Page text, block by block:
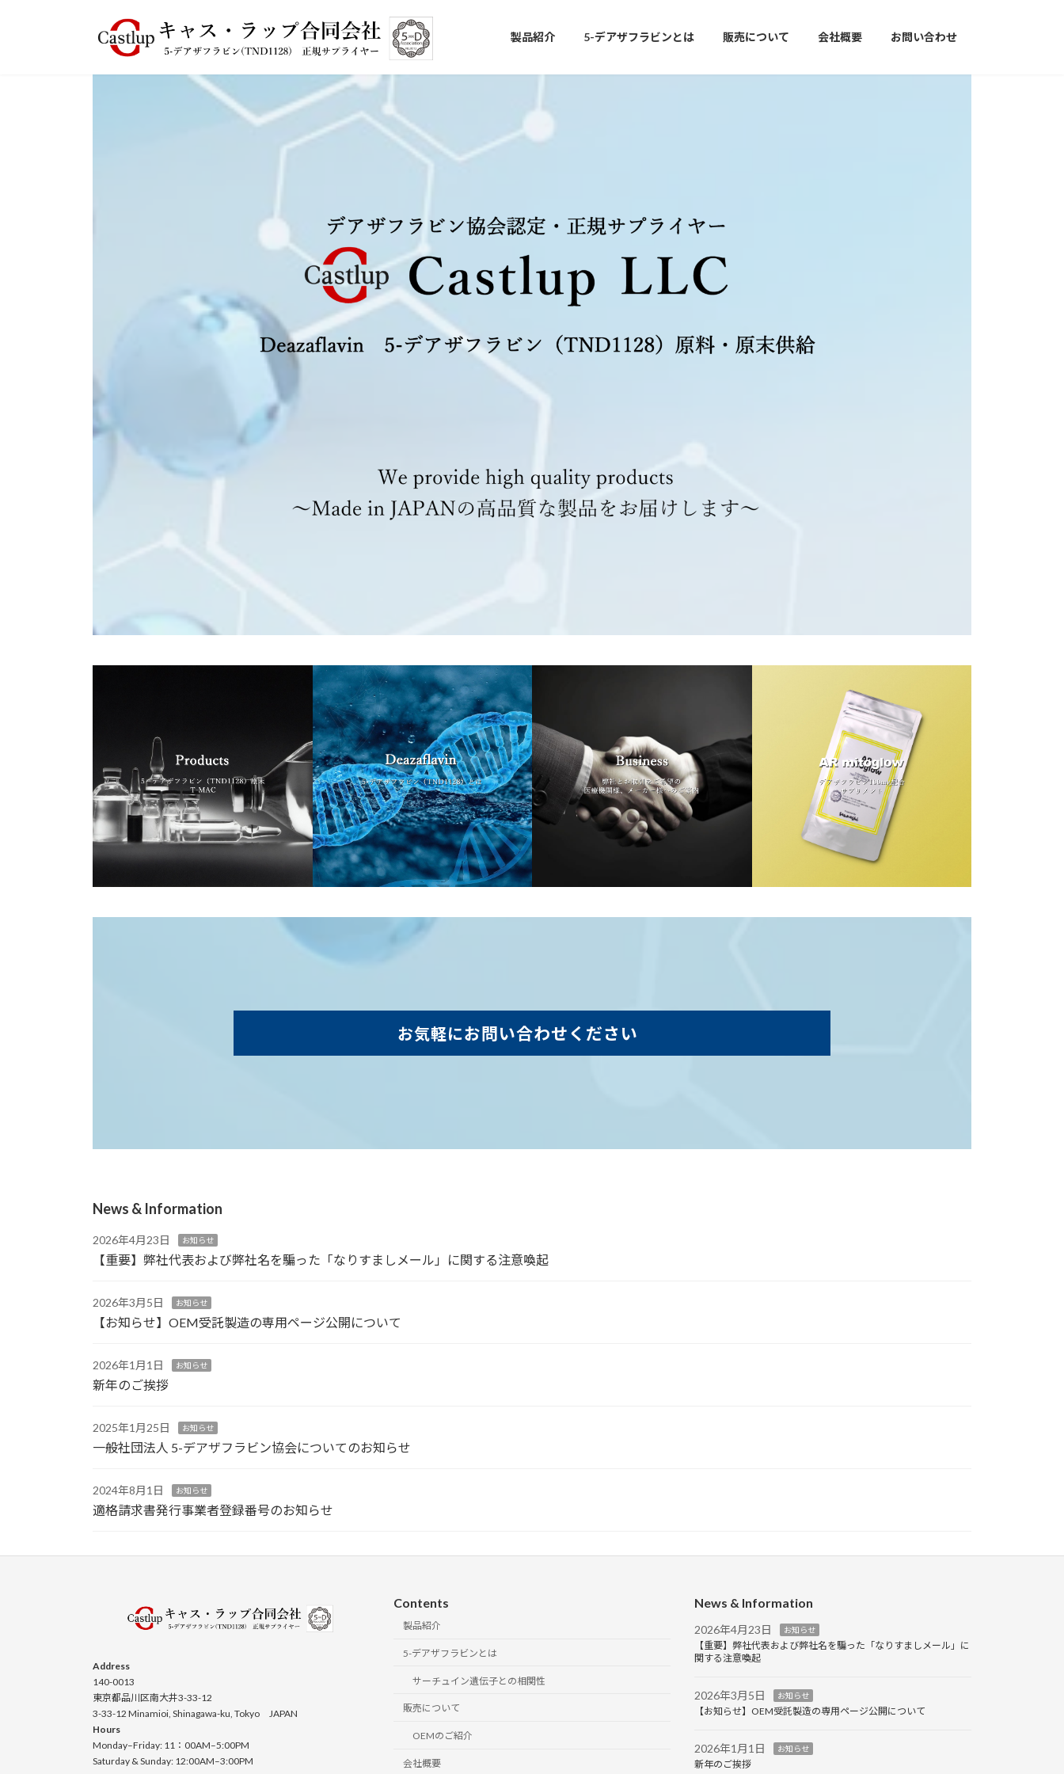
製品紹介 5-デアザフラビンとは 販売について 会社概要 お問い合わせ
お気軽にお問い合わせください
News & Information
2026年4月23日 お知らせ
【重要】弊社代表および弊社名を騙った「なりすましメール」に関する注意喚起
2026年3月5日 お知らせ
【お知らせ】OEM受託製造の専用ページ公開について
2026年1月1日 お知らせ
新年のご挨拶
2025年1月25日 お知らせ
一般社団法人 5-デアザフラビン協会についてのお知らせ
2024年8月1日 お知らせ
適格請求書発行事業者登録番号のお知らせ
Address
140-0013
東京都品川区南大井3-33-12
3-33-12 Minamioi, Shinagawa-ku, Tokyo JAPAN
Hours
Monday–Friday: 11：00AM–5:00PM
Saturday & Sunday: 12:00AM–3:00PM
Contents
製品紹介
5-デアザフラビンとは
サーチュイン遺伝子との相関性
販売について
OEMのご紹介
会社概要
News & Information
2026年4月23日 お知らせ
【重要】弊社代表および弊社名を騙った「なりすましメール」に
関する注意喚起
2026年3月5日 お知らせ
【お知らせ】OEM受託製造の専用ページ公開について
2026年1月1日 お知らせ
新年のご挨拶